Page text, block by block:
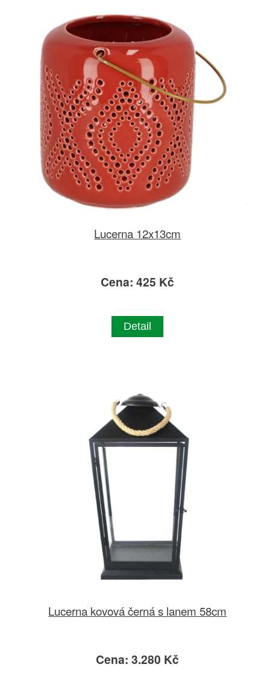
Lucerna 12x13cm
Cena: 425 Kč
Detail
Lucerna kovová černá s lanem 58cm
Cena: 3.280 Kč